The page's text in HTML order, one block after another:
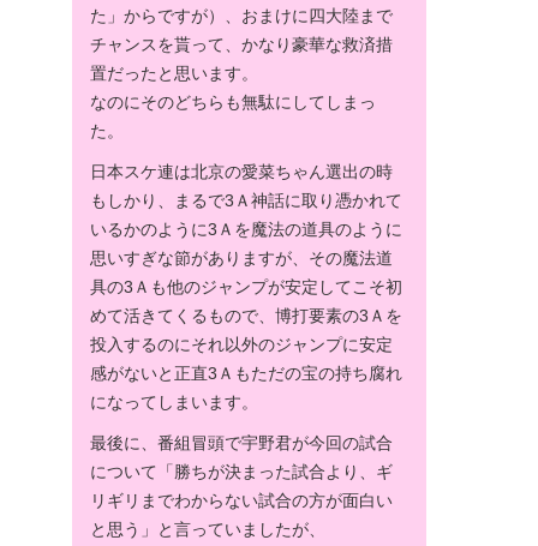
た」からですが）、おまけに四大陸まで
チャンスを貰って、かなり豪華な救済措
置だったと思います。
なのにそのどちらも無駄にしてしまっ
た。
日本スケ連は北京の愛菜ちゃん選出の時
もしかり、まるで3Ａ神話に取り憑かれて
いるかのように3Ａを魔法の道具のように
思いすぎな節がありますが、その魔法道
具の3Ａも他のジャンプが安定してこそ初
めて活きてくるもので、博打要素の3Ａを
投入するのにそれ以外のジャンプに安定
感がないと正直3Ａもただの宝の持ち腐れ
になってしまいます。
最後に、番組冒頭で宇野君が今回の試合
について「勝ちが決まった試合より、ギ
リギリまでわからない試合の方が面白い
と思う」と言っていましたが、